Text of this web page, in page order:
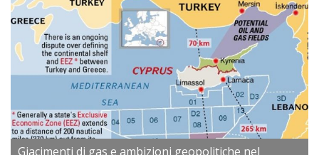
Giacimenti di gas e ambizioni geopolitiche nel